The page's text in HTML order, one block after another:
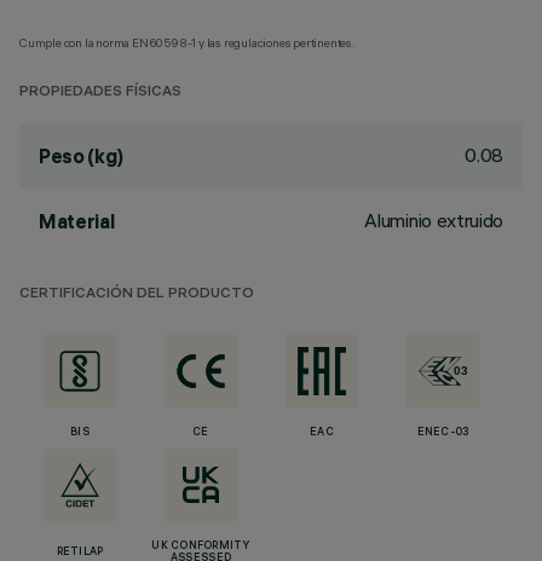
Cumple con la norma EN60598-1 y las regulaciones pertinentes.
PROPIEDADES FÍSICAS
Peso (kg) 0.08
Material Aluminio extruido
CERTIFICACIÓN DEL PRODUCTO
BIS CE EAC ENEC-03
RETILAP
UK CONFORMITY
ASSESSED